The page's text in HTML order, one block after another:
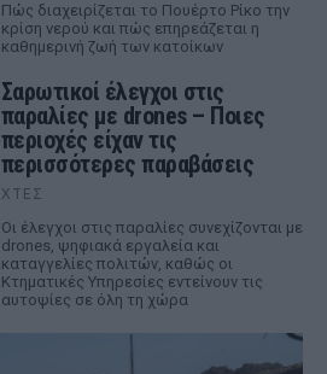
Πώς διαχειρίζεται το Πουέρτο Ρίκο την
κρίση νερού και πώς επηρεάζεται η
καθημερινή ζωή των κατοίκων
Σαρωτικοί έλεγχοι στις
παραλίες με drones – Ποιες
περιοχές είχαν τις
περισσότερες παραβάσεις
ΧΤΕΣ
Οι έλεγχοι στις παραλίες συνεχίζονται με
drones, ψηφιακά εργαλεία και
καταγγελίες πολιτών, καθώς οι
Κτηματικές Υπηρεσίες εντείνουν τις
αυτοψίες σε όλη τη χώρα